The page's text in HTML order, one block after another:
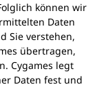
können wir
Daten
Sie verstehen,
übertragen,
Cygames legt
Daten fest und